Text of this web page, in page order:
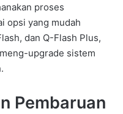
proses
opsi yang mudah
dan Q-Flash Plus,
upgrade sistem
Pembaruan